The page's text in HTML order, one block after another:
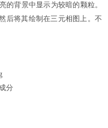
的背景中显示为较暗的颗粒。
后将其绘制在三元相图上。不
分